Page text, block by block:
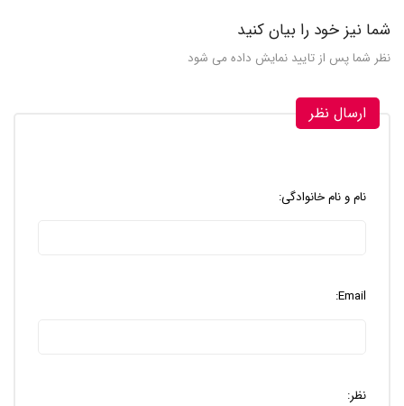
شما نیز خود را بیان کنید
نظر شما پس از تایید نمایش داده می شود
ارسال نظر
نام و نام خانوادگی:
Email:
نظر: